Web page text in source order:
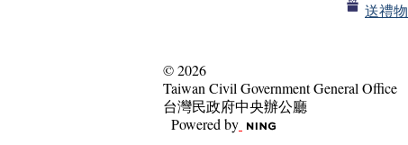
送禮物
© 2026
Taiwan Civil Government General Office
台灣民政府中央辦公廳
Powered by